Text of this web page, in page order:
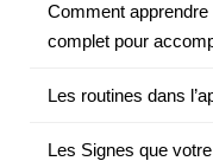
Comment
complet pour
Les routines dans
Les Signes que